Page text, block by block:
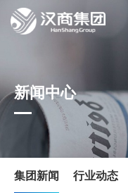
新闻中心
集团新闻 行业动态